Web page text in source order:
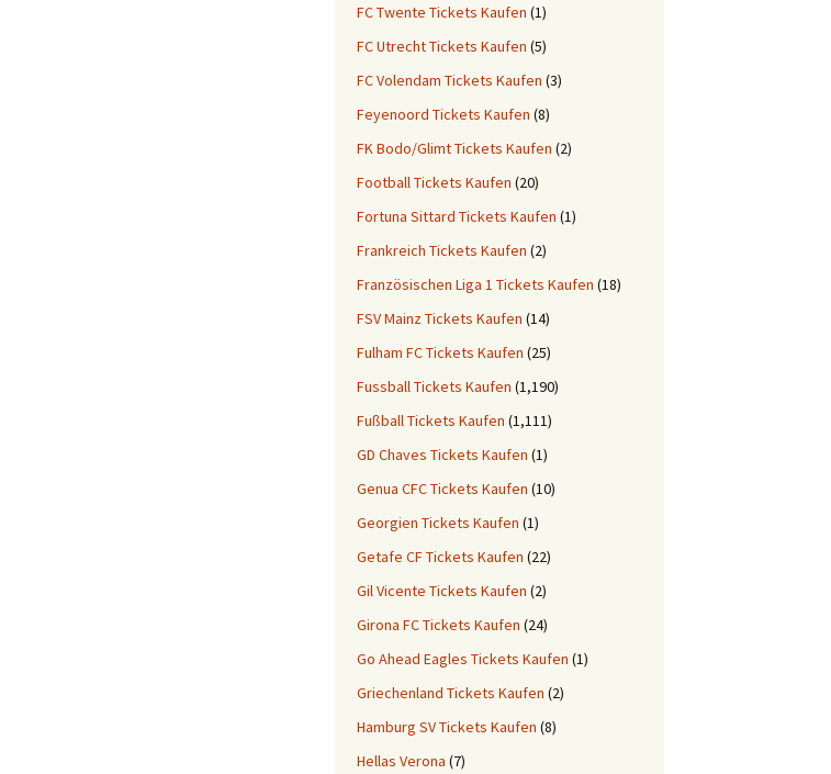
FC Twente Tickets Kaufen (1)
FC Utrecht Tickets Kaufen (5)
FC Volendam Tickets Kaufen (3)
Feyenoord Tickets Kaufen (8)
FK Bodo/Glimt Tickets Kaufen (2)
Football Tickets Kaufen (20)
Fortuna Sittard Tickets Kaufen (1)
Frankreich Tickets Kaufen (2)
Französischen Liga 1 Tickets Kaufen (18)
FSV Mainz Tickets Kaufen (14)
Fulham FC Tickets Kaufen (25)
Fussball Tickets Kaufen (1,190)
Fußball Tickets Kaufen (1,111)
GD Chaves Tickets Kaufen (1)
Genua CFC Tickets Kaufen (10)
Georgien Tickets Kaufen (1)
Getafe CF Tickets Kaufen (22)
Gil Vicente Tickets Kaufen (2)
Girona FC Tickets Kaufen (24)
Go Ahead Eagles Tickets Kaufen (1)
Griechenland Tickets Kaufen (2)
Hamburg SV Tickets Kaufen (8)
Hellas Verona (7)